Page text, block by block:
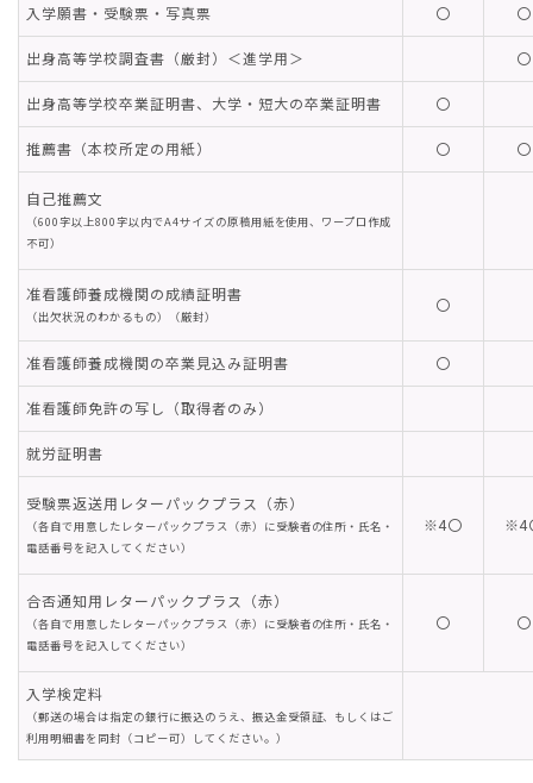
入学願書・受験票・写真票 〇 〇
出身高等学校調査書（厳封）＜進学用＞ 〇
出身高等学校卒業証明書、大学・短大の卒業証明書 〇
推薦書（本校所定の用紙） 〇 〇
自己推薦文
（600字以上800字以内でA4サイズの原稿用紙を使用、ワープロ作成
不可）
准看護師養成機関の成績証明書
（出欠状況のわかるもの）（厳封）
〇
准看護師養成機関の卒業見込み証明書 〇
准看護師免許の写し（取得者のみ）
就労証明書
受験票返送用レターパックプラス（赤）
（各自で用意したレターパックプラス（赤）に受験者の住所・氏名・
電話番号を記入してください）
※4〇 ※4
合否通知用レターパックプラス（赤）
（各自で用意したレターパックプラス（赤）に受験者の住所・氏名・
電話番号を記入してください）
〇 〇
入学検定料
（郵送の場合は指定の銀行に振込のうえ、振込金受領証、もしくはご
利用明細書を同封（コピー可）してください。）